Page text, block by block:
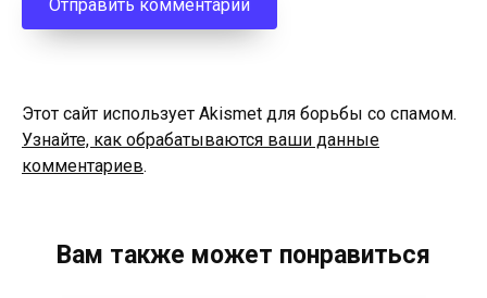
Этот сайт использует Akismet для борьбы со спамом.
Узнайте, как обрабатываются ваши данные
комментариев.
Вам также может понравиться